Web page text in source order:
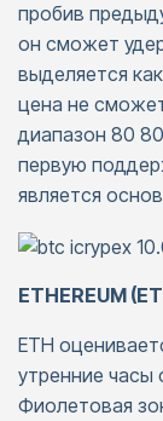
пробив
он сможет
выделяется
цена не
диапазон 80
первую
является
ETHEREUM
ETH
утренние часы
Фиолетовая